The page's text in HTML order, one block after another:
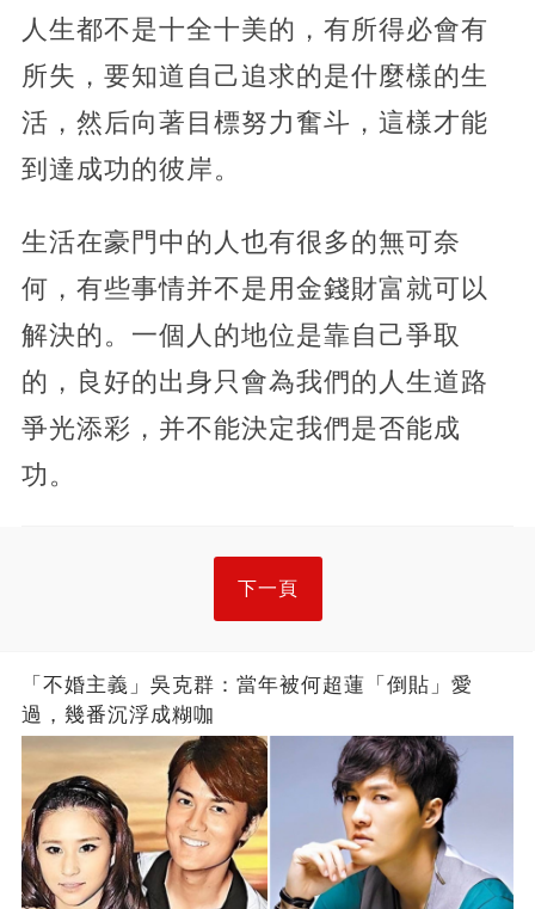
人生都不是十全十美的，有所得必會有
所失，要知道自己追求的是什麼樣的生
活，然后向著目標努力奮斗，這樣才能
到達成功的彼岸。
生活在豪門中的人也有很多的無可奈
何，有些事情并不是用金錢財富就可以
解決的。一個人的地位是靠自己爭取
的，良好的出身只會為我們的人生道路
爭光添彩，并不能決定我們是否能成
功。
下一頁
「不婚主義」吳克群：當年被何超蓮「倒貼」愛
過，幾番沉浮成糊咖